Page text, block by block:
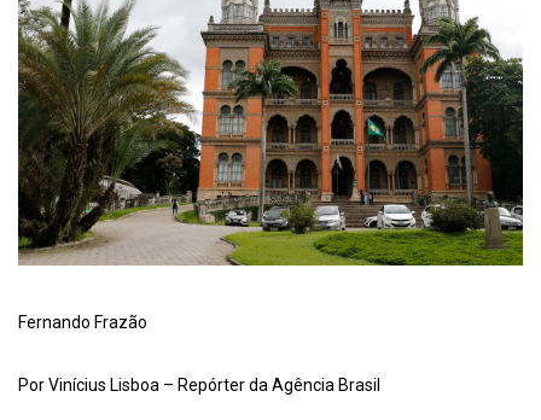
Fernando Frazão
Por Vinícius Lisboa – Repórter da Agência Brasil